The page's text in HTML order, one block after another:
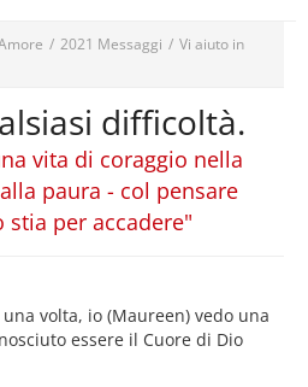
/ 2021 Messaggi / Vi aiuto in
difficoltà.
vita di coraggio nella
paura - col pensare
stia per accadere"
una volta, io (Maureen) vedo una
essere il Cuore di Dio